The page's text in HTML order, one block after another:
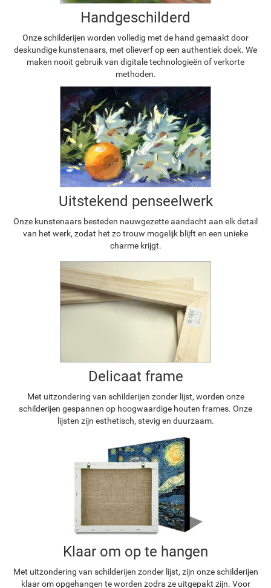
Handgeschilderd
Onze schilderijen worden volledig met de hand gemaakt door
deskundige kunstenaars, met olieverf op een authentiek doek. We
maken nooit gebruik van digitale technologieën of verkorte
methoden.
Uitstekend penseelwerk
Onze kunstenaars besteden nauwgezette aandacht aan elk detail
van het werk, zodat het zo trouw mogelijk blijft en een unieke
charme krijgt.
Delicaat frame
Met uitzondering van schilderijen zonder lijst, worden onze
schilderijen gespannen op hoogwaardige houten frames. Onze
lijsten zijn esthetisch, stevig en duurzaam.
Klaar om op te hangen
Met uitzondering van schilderijen zonder lijst, zijn onze schilderijen
klaar om opgehangen te worden zodra ze uitgepakt zijn. Voor